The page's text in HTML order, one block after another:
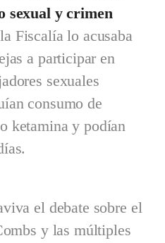
sexual y crimen
Fiscalía lo acusaba
a participar en
sexuales
consumo de
ketamina y podían
el debate sobre el
y las múltiples